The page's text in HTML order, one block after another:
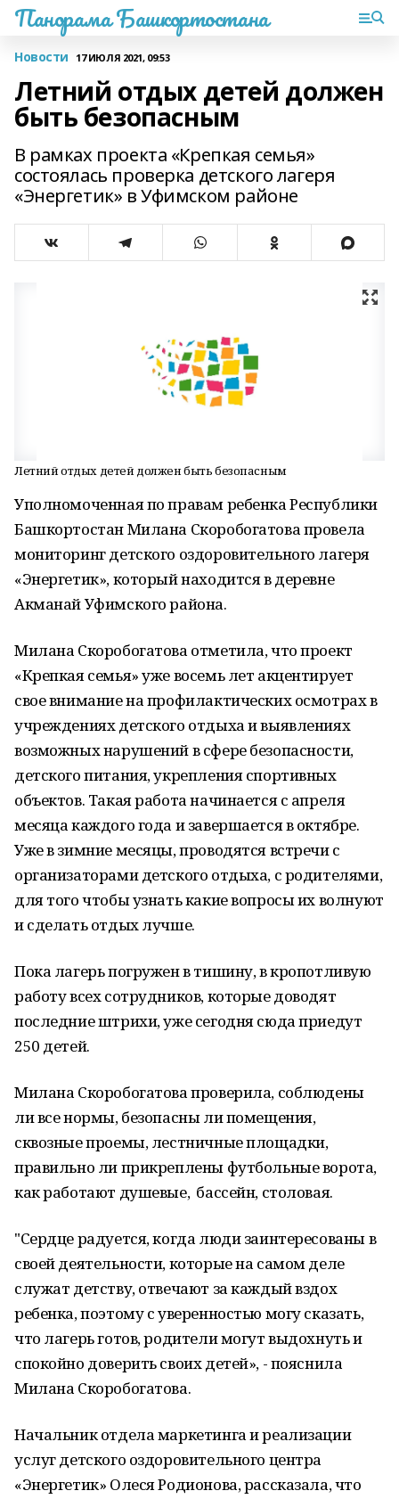
Панорама Башкортостана
Новости 17 ИЮЛЯ 2021, 09:53
Летний отдых детей должен
быть безопасным
В рамках проекта «Крепкая семья»
состоялась проверка детского лагеря
«Энергетик» в Уфимском районе
Летний отдых детей должен быть безопасным
Уполномоченная по правам ребенка Республики
Башкортостан Милана Скоробогатова провела
мониторинг детского оздоровительного лагеря
«Энергетик», который находится в деревне
Акманай Уфимского района.
Милана Скоробогатова отметила, что проект
«Крепкая семья» уже восемь лет акцентирует
свое внимание на профилактических осмотрах в
учреждениях детского отдыха и выявлениях
возможных нарушений в сфере безопасности,
детского питания, укрепления спортивных
объектов. Такая работа начинается с апреля
месяца каждого года и завершается в октябре.
Уже в зимние месяцы, проводятся встречи с
организаторами детского отдыха, с родителями,
для того чтобы узнать какие вопросы их волнуют
и сделать отдых лучше.
Пока лагерь погружен в тишину, в кропотливую
работу всех сотрудников, которые доводят
последние штрихи, уже сегодня сюда приедут
250 детей.
Милана Скоробогатова проверила, соблюдены
ли все нормы, безопасны ли помещения,
сквозные проемы, лестничные площадки,
правильно ли прикреплены футбольные ворота,
как работают душевые, бассейн, столовая.
"Сердце радуется, когда люди заинтересованы в
своей деятельности, которые на самом деле
служат детству, отвечают за каждый вздох
ребенка, поэтому с уверенностью могу сказать,
что лагерь готов, родители могут выдохнуть и
спокойно доверить своих детей», - пояснила
Милана Скоробогатова.
Начальник отдела маркетинга и реализации
услуг детского оздоровительного центра
«Энергетик» Олеся Родионова, рассказала, что